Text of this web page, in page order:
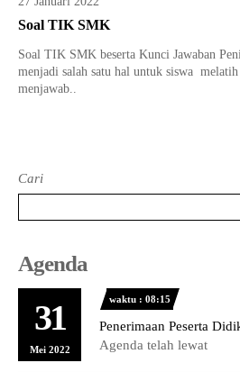
Materi Komputer dan Jaringan
Materi Pemograman Dasar
Sistem Komputer
Tata Busana
Bisnis Daring dan Pemasaran
Soal TIK SMK
Soal TIK SMK beserta Kunci Jawaban
menjadi salah satu hal untuk siswa
menjawab..
Cari
Agenda
31
Mei 2022
waktu : 08:15
Penerimaan Peserta
Agenda telah lewat